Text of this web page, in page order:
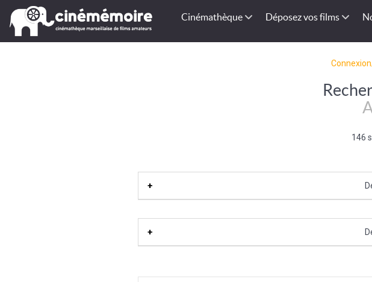
Cinémathèque Déposez vos films
146